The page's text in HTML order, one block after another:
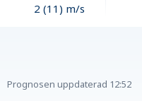
2 (11) m/s
Prognosen uppdaterad 12:52